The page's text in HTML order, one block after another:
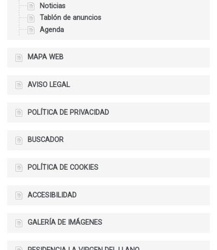
Noticias
Tablón de anuncios
Agenda
MAPA WEB
AVISO LEGAL
POLÍTICA DE PRIVACIDAD
BUSCADOR
POLÍTICA DE COOKIES
ACCESIBILIDAD
GALERÍA DE IMÁGENES